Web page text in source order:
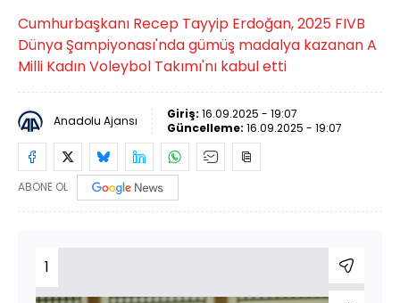
Cumhurbaşkanı Recep Tayyip Erdoğan, 2025 FIVB
Dünya Şampiyonası'nda gümüş madalya kazanan A
Milli Kadın Voleybol Takımı'nı kabul etti
Anadolu Ajansı Giriş: 16.09.2025 - 19:07
Güncelleme: 16.09.2025 - 19:07
ABONE OL
1